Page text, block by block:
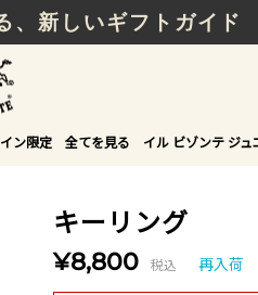
、新しいギフトガイド
ン限定 全てを見る イル ビゾンテ ジュ
キーリング
¥8,800 税込 再入荷